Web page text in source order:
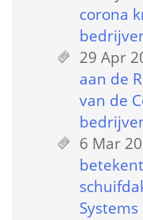
corona
29 Apr
aan de
van de
6 Mar
Systems